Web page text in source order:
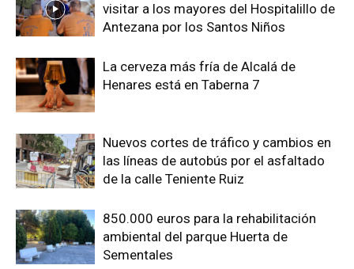
visitar a los mayores del Hospitalillo de
Antezana por los Santos Niños
La cerveza más fría de Alcalá de
Henares está en Taberna 7
Nuevos cortes de tráfico y cambios en
las líneas de autobús por el asfaltado
de la calle Teniente Ruiz
850.000 euros para la rehabilitación
ambiental del parque Huerta de
Sementales